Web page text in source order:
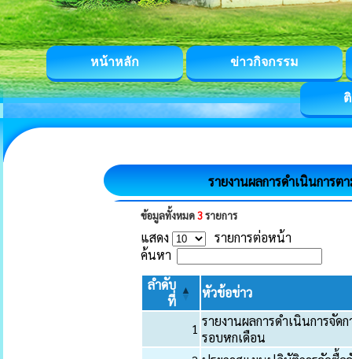
หน้าหลัก ข่าวกิจกรรม
รายงานผลการดำเนินการ
ข้อมูลทั้งหมด3รายการ
แสดง
รายการต่อหน้า
ค้นหา
ลำดับ
ที่
หัวข้อข่าว
1 รายงานผลการดำเนินการจัด
รอบหกเดือน